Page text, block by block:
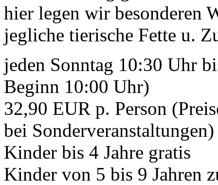
hier legen wir besonderen
jegliche tierische Fette u.
jeden Sonntag 10:30 Uhr
Beginn 10:00 Uhr)
32,90 EUR p. Person
bei Sonderveranstaltungen)
Kinder bis 4 Jahre gratis
Kinder von 5 bis 9 Jahren